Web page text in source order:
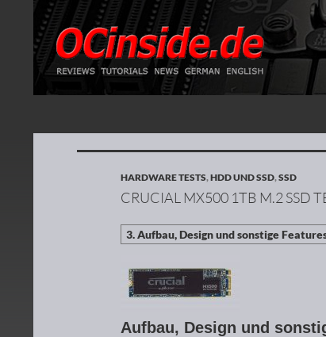
HARDWARE TESTS,HDD UND SSD,SSD
CRUCIAL MX500 1TB M.2 SSD
Aufbau, Design und